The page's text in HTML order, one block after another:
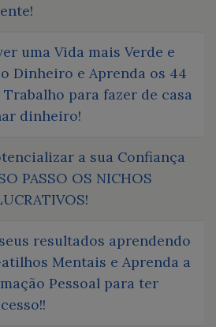
uma Vida mais Verde e
Dinheiro e Aprenda os 44
para fazer de casa
dinheiro!
a sua Confiança
PASSO OS NICHOS
resultados aprendendo
Mentais e Aprenda a
Pessoal para ter